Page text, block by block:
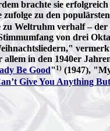
brachte sie
zu den
zu Weltruhm verhalf – der
von drei
in den 1940er
Be Good"1) (1947),
Give You Anything